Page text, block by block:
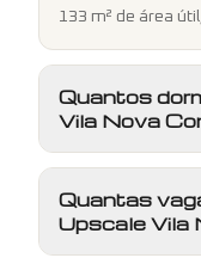
133 m² de área
Quantos
Vila Nova
Quantas
Upscale Vila